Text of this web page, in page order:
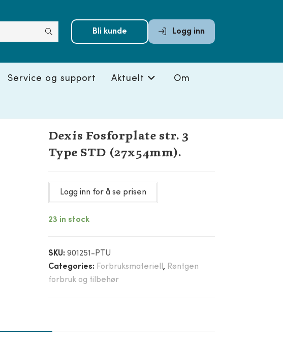
Bli kunde Logg inn
Service og support Aktuelt Om
Dexis Fosforplate str. 3
Type STD (27x54mm).
Logg inn for å se prisen
23 in stock
SKU:901251-PTU
Categories: Forbruksmateriell, Røntgen
forbruk og tilbehør